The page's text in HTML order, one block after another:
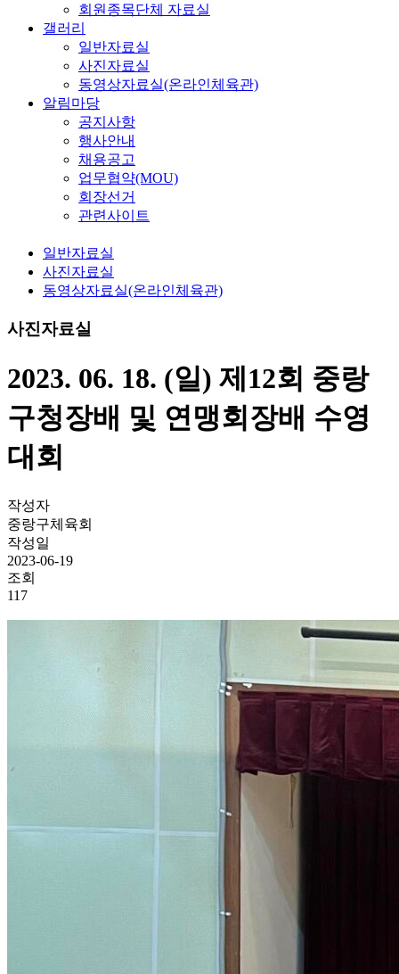
회원종목단체 자료실
갤러리
일반자료실
사진자료실
동영상자료실(온라인체육관)
알림마당
공지사항
행사안내
채용공고
업무협약(MOU)
회장선거
관련사이트
일반자료실
사진자료실
동영상자료실(온라인체육관)
사진자료실
2023. 06. 18. (일) 제12회 중랑
구청장배 및 연맹회장배 수영
대회
작성자
중랑구체육회
작성일
2023-06-19
조회
117